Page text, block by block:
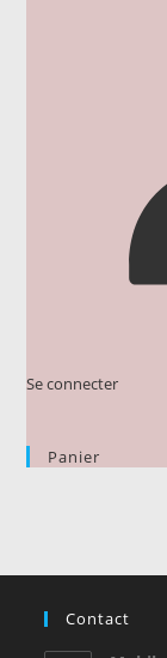
Se connecter
Panier
Contact